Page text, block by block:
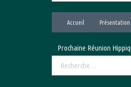
Accueil Présentation
Prochaine Réunion Hippique